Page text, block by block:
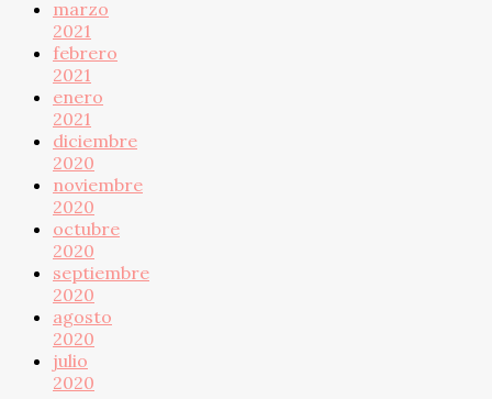
marzo
2021
febrero
2021
enero
2021
diciembre
2020
noviembre
2020
octubre
2020
septiembre
2020
agosto
2020
julio
2020